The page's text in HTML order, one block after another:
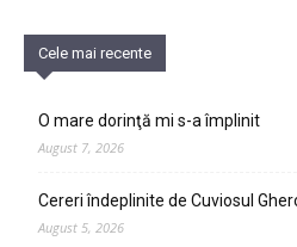
Cele mai recente
O mare dorinţă mi s-a împlinit
August 7, 2026
Cereri îndeplinite de Cuviosul
August 5, 2026